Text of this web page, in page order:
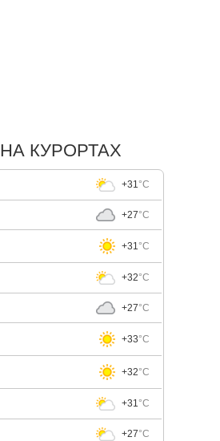
НА КУРОРТАХ
+31°C
+27°C
+31°C
+32°C
+27°C
+33°C
+32°C
+31°C
+27°C